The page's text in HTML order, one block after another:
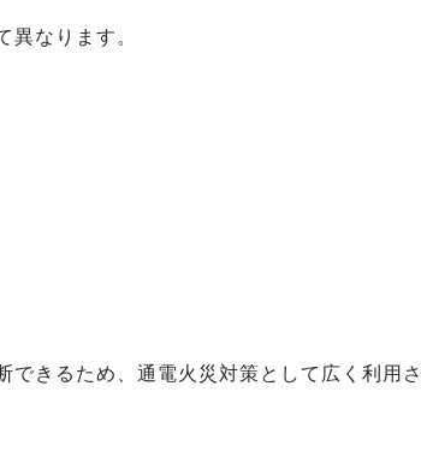
なります。
できるため、通電火災対策として広く利用